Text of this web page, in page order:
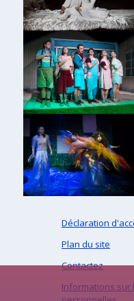
Déclaration
Plan du site
Contactez
Informations sur